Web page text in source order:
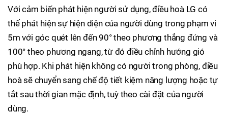
Với cảm biến phát hiện người sử dụng, điều hoà LG có
thể phát hiện sự hiện diện của người dùng trong phạm vi
5m với góc quét lên đến 90° theo phương thẳng đứng và
100° theo phương ngang, từ đó điều chỉnh hướng gió
phù hợp. Khi phát hiện không có người trong phòng, điều
hoà sẽ chuyển sang chế độ tiết kiệm năng lượng hoặc tự
tắt sau thời gian mặc định, tuỳ theo cài đặt của người
dùng.